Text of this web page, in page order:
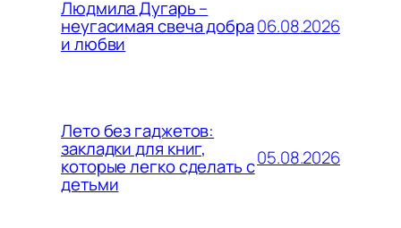
Людмила Дугарь –
неугасимая свеча добра
и любви
06.08.2026
Лето без гаджетов:
закладки для книг,
которые легко сделать с
детьми
05.08.2026